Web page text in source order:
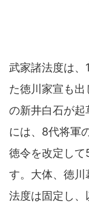
武家諸法度は、
た徳川家宣も
の新井白石が起
には、8代将軍
徳令を改定して
す。大体、徳
法度は固定し、